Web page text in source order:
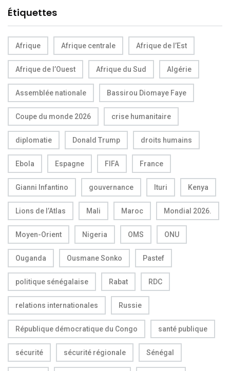
Étiquettes
Afrique Afrique centrale Afrique de l’Est
Afrique de l’Ouest Afrique du Sud Algérie
Assemblée nationale Bassirou Diomaye Faye
Coupe du monde 2026 crise humanitaire
diplomatie Donald Trump droits humains
Ebola Espagne FIFA France
Gianni Infantino gouvernance Ituri Kenya
Lions de l’Atlas Mali Maroc Mondial 2026.
Moyen-Orient Nigeria OMS ONU
Ouganda Ousmane Sonko Pastef
politique sénégalaise Rabat RDC
relations internationales Russie
République démocratique du Congo santé publique
sécurité sécurité régionale Sénégal